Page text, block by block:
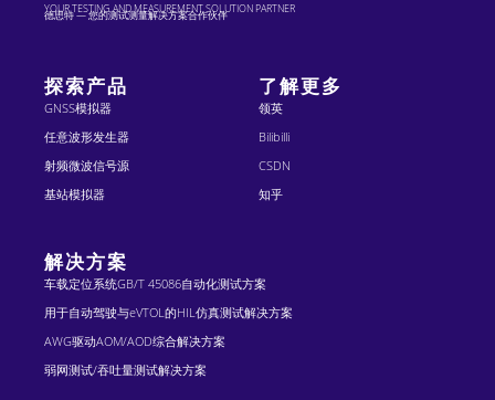
德思特 — 您的测试测量解决方案合作伙伴
YOUR TESTING AND MEASUREMENT SOLUTION PARTNER
探索产品
GNSS模拟器
任意波形发生器
射频微波信号源
基站模拟器
了解更多
领英
Bilibilli
CSDN
知乎
解决方案
车载定位系统GB/T 45086自动化测试方案
用于自动驾驶与eVTOL的HIL仿真测试解决方案
AWG驱动AOM/AOD综合解决方案
弱网测试/吞吐量测试解决方案